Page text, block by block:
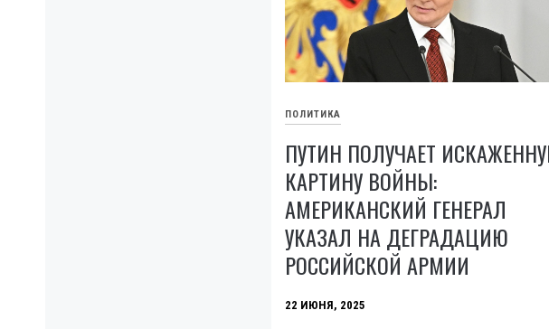
ПОЛИТИКА
ПУТИН ПОЛУЧАЕТ
КАРТИНУ ВОЙНЫ:
АМЕРИКАНСКИЙ ГЕНЕРАЛ
УКАЗАЛ НА ДЕГРАДАЦИЮ
РОССИЙСКОЙ АРМИИ
22 ИЮНЯ, 2025